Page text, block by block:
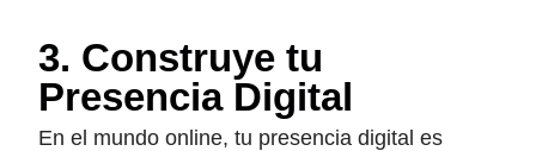
3. Construye tu
Presencia Digital
En el mundo online, tu presencia digital es